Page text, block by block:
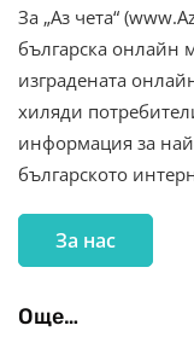
За „Аз чета“
българска онлайн
изградената
хиляди
информация за
българското
За нас
Още…